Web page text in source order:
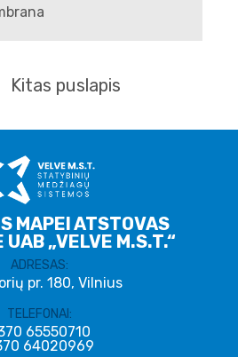
Kitas puslapis
MAPEI ATSTOVAS
„VELVE M.S.T.“
ADRESAS:
pr. 180, Vilnius
TELEFONAI:
65550710
64020969